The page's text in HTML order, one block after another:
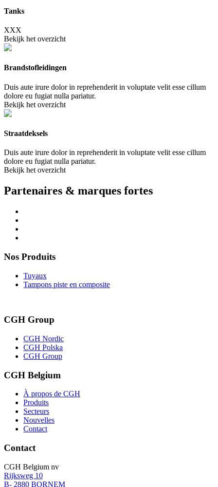
Tanks
XXX
Bekijk het overzicht
Brandstofleidingen
Duis aute irure dolor in reprehenderit in voluptate velit esse cillum
dolore eu fugiat nulla pariatur.
Bekijk het overzicht
Straatdeksels
Duis aute irure dolor in reprehenderit in voluptate velit esse cillum
dolore eu fugiat nulla pariatur.
Bekijk het overzicht
Partenaires & marques fortes
Nos Produits
Tuyaux
Tampons piste en composite
CGH Group
CGH Nordic
CGH Polska
CGH Group
CGH Belgium
À propos de CGH
Produits
Secteurs
Nouvelles
Contact
Contact
CGH Belgium nv
Rijksweg 10
B- 2880 BORNEM